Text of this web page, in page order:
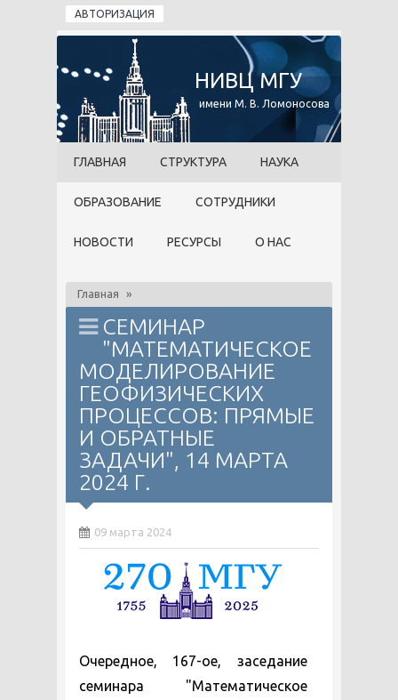
Перейти к основному содержанию
АВТОРИЗАЦИЯ
НИВЦ МГУ
имени М. В. Ломоносова
ГЛАВНАЯ СТРУКТУРА НАУКА
ОБРАЗОВАНИЕ СОТРУДНИКИ
НОВОСТИ РЕСУРСЫ О НАС
Главная »
СЕМИНАР
"МАТЕМАТИЧЕСКОЕ
МОДЕЛИРОВАНИЕ
ГЕОФИЗИЧЕСКИХ
ПРОЦЕССОВ: ПРЯМЫЕ
И ОБРАТНЫЕ
ЗАДАЧИ", 14 МАРТА
2024 Г.
09 марта 2024
Очередное, 167-ое, заседание
семинара "Математическое